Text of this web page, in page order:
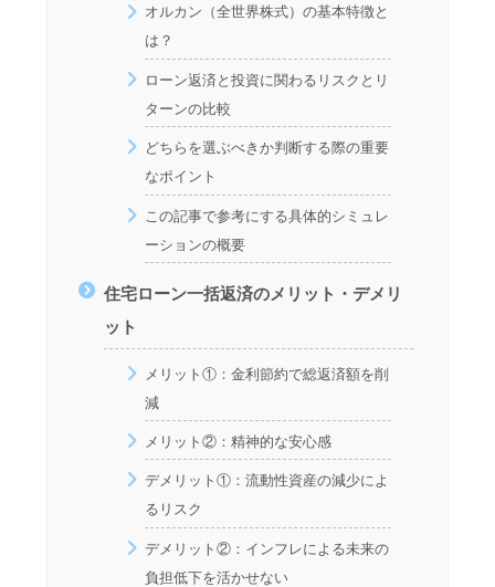
オルカン（全世界株式）の基本特徴と
は？
ローン返済と投資に関わるリスクとリ
ターンの比較
どちらを選ぶべきか判断する際の重要
なポイント
この記事で参考にする具体的シミュレ
ーションの概要
住宅ローン一括返済のメリット・デメリ
ット
メリット①：金利節約で総返済額を削
減
メリット②：精神的な安心感
デメリット①：流動性資産の減少によ
るリスク
デメリット②：インフレによる未来の
負担低下を活かせない